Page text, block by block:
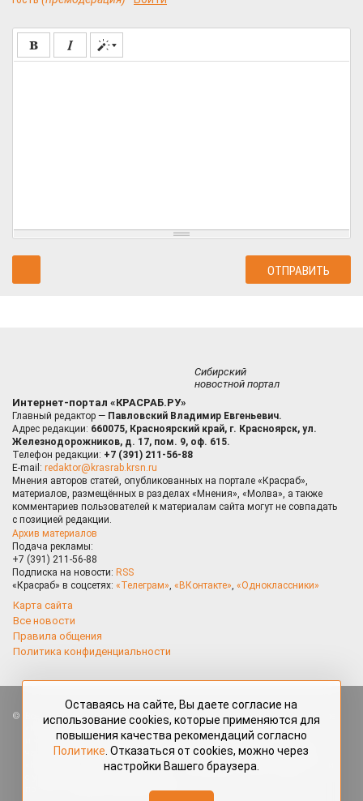
Сибирский
новостной портал
Интернет-портал «КРАСРАБ.РУ»
Главный редактор — Павловский Владимир Евгеньевич.
Адрес редакции: 660075, Красноярский край, г. Красноярск, ул.
Железнодорожников, д. 17, пом. 9, оф. 615.
Телефон редакции: +7 (391) 211-56-88
E-mail: redaktor@krasrab.krsn.ru
Мнения авторов статей, опубликованных на портале «Красраб»,
материалов, размещённых в разделах «Мнения», «Молва», а также
комментариев пользователей к материалам сайта могут не совпадать
с позицией редакции.
Архив материалов
Подача рекламы:
+7 (391) 211-56-88
Подписка на новости: RSS
«Красраб» в соцсетях: «Телеграм», «ВКонтакте», «Одноклассники»
Карта сайта
Все новости
Правила общения
Политика конфиденциальности
Все права защищены. Любые материалы, размещённые на портале
«Красраб.ру» сотрудниками редакции, нештатными авторами
и читателями, являются объектами авторского права. Полное или
частичное использование материалов, размещённых на портале
«Красраб.ру», допускается только с письменного согласия редакции
redaktor@krasrab.krsn.ru.
Оставаясь на сайте, Вы даете согласие на
использование cookies, которые применяются для
повышения качества рекомендаций согласно
Политике . Отказаться от cookies, можно через
настройки Вашего браузера.